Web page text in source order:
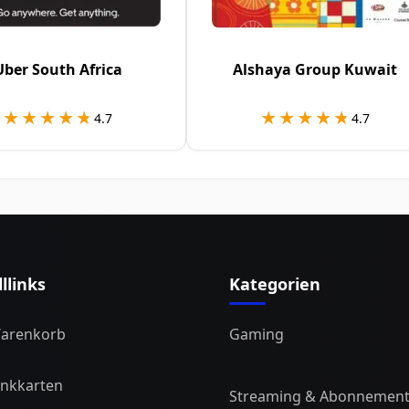
South Africa
★★★★★
★★★★★ 4.7
Alshaya Group Kuwait
★★★★★
★★★★★ 4.7
Kategorien
Gaming
Streaming &